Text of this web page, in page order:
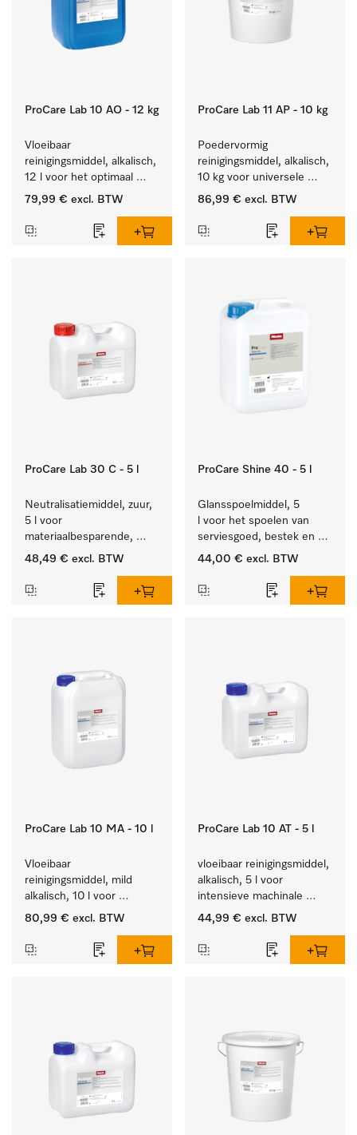
ProCare Lab 10 AO - 12 kg
Vloeibaar
reinigingsmiddel, alkalisch,
12 l voor het optimaal
behandelen van
79,99 € excl. BTW
ProCare Lab 11 AP - 10 kg
Poedervormig
reinigingsmiddel, alkalisch,
10 kg voor universele
machinale reiniging van
gerei.
86,99 € excl. BTW
ProCare Lab 30 C - 5 l
Neutralisatiemiddel, zuur,
5 l voor
materiaalbesparende,
machinale reiniging van
gerei.
48,49 € excl. BTW
ProCare Shine 40 - 5 l
Glansspoelmiddel, 5
l voor het spoelen van
serviesgoed, bestek en
ideaal voor glazen.
44,00 € excl. BTW
ProCare Lab 10 MA - 10 l
Vloeibaar
reinigingsmiddel, mild
alkalisch, 10 l voor
materiaalbesparende,
laboratoriumglasw. en -
80,99 € excl. BTW
ProCare Lab 10 AT - 5 l
vloeibaar reinigingsmiddel,
alkalisch, 5 l voor
intensieve machinale
reiniging van
gerei.
44,99 € excl. BTW